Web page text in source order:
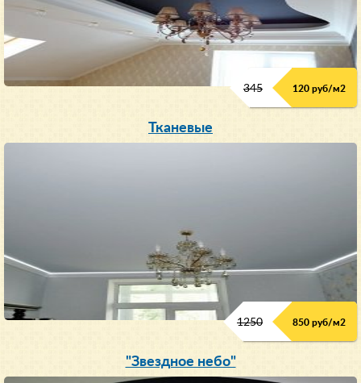
345 120 руб/м2
Тканевые
1250 850 руб/м2
"Звездное небо"